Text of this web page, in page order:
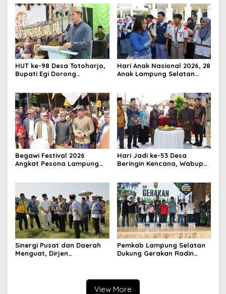
HUT ke-98 Desa Totoharjo,
Bupati Egi Dorong
Hari Anak Nasional 2026, 28
Anak Lampung Selatan
Takeover
Begawi Festival 2026
Angkat Pesona Lampung
Hari Jadi ke-53 Desa
Beringin Kencana, Wabup
Desa HELAU
Sinergi Pusat dan Daerah
Menguat, Dirjen
Pemkab Lampung Selatan
Dukung Gerakan Radin
View More